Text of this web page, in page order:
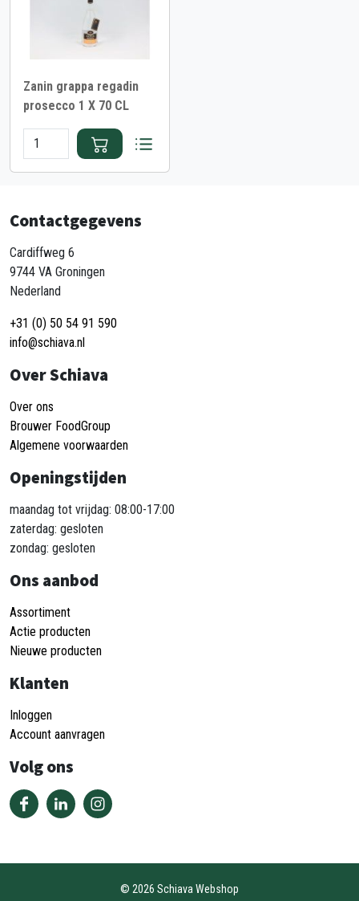
Zanin grappa regadin
prosecco 1 X 70 CL
Contactgegevens
Cardiffweg 6
9744 VA Groningen
Nederland
+31 (0) 50 54 91 590
info@schiava.nl
Over Schiava
Over ons
Brouwer FoodGroup
Algemene voorwaarden
Openingstijden
maandag tot vrijdag: 08:00-17:00
zaterdag: gesloten
zondag: gesloten
Ons aanbod
Assortiment
Actie producten
Nieuwe producten
Klanten
Inloggen
Account aanvragen
Volg ons
© 2026 Schiava Webshop